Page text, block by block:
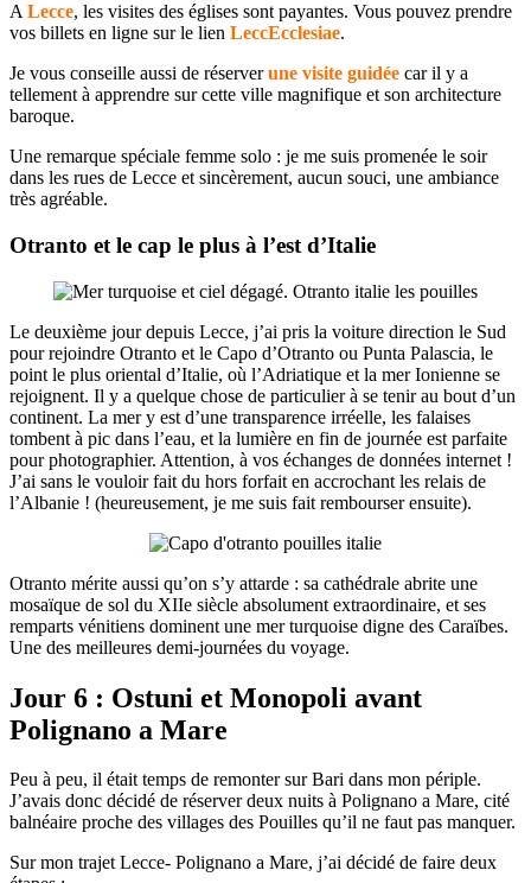
A Lecce, les visites des églises sont payantes. Vous pouvez prendre
vos billets en ligne sur le lien LeccEcclesiae.
Je vous conseille aussi de réserverune visite guidée car il y a
tellement à apprendre sur cette ville magnifique et son architecture
baroque.
Une remarque spéciale femme solo : je me suis promenée le soir
dans les rues de Lecce et sincèrement, aucun souci, une ambiance
très agréable.
Otranto et le cap le plus à l’est d’Italie
Le deuxième jour depuis Lecce, j’ai pris la voiture direction le Sud
pour rejoindre Otranto et le Capo d’Otranto ou Punta Palascia, le
point le plus oriental d’Italie, où l’Adriatique et la mer Ionienne se
rejoignent. Il y a quelque chose de particulier à se tenir au bout d’un
continent. La mer y est d’une transparence irréelle, les falaises
tombent à pic dans l’eau, et la lumière en fin de journée est parfaite
pour photographier. Attention, à vos échanges de données internet !
J’ai sans le vouloir fait du hors forfait en accrochant les relais de
l’Albanie ! (heureusement, je me suis fait rembourser ensuite).
Otranto mérite aussi qu’on s’y attarde : sa cathédrale abrite une
mosaïque de sol du XIIe siècle absolument extraordinaire, et ses
remparts vénitiens dominent une mer turquoise digne des Caraïbes.
Une des meilleures demi-journées du voyage.
Jour 6 : Ostuni et Monopoli avant
Polignano a Mare
Peu à peu, il était temps de remonter sur Bari dans mon périple.
J’avais donc décidé de réserver deux nuits à Polignano a Mare, cité
balnéaire proche des villages des Pouilles qu’il ne faut pas manquer.
Sur mon trajet Lecce- Polignano a Mare, j’ai décidé de faire deux